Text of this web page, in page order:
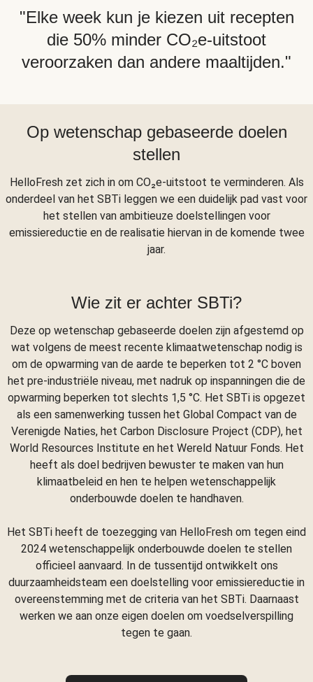
"Elke week kun je kiezen uit recepten
die 50% minder CO₂e-uitstoot
veroorzaken dan andere maaltijden."
Op wetenschap gebaseerde doelen
stellen
HelloFresh zet zich in om CO₂e-uitstoot te verminderen. Als
onderdeel van het SBTi leggen we een duidelijk pad vast voor
het stellen van ambitieuze doelstellingen voor
emissiereductie en de realisatie hiervan in de komende twee
jaar.
Wie zit er achter SBTi?
Deze op wetenschap gebaseerde doelen zijn afgestemd op
wat volgens de meest recente klimaatwetenschap nodig is
om de opwarming van de aarde te beperken tot 2 °C boven
het pre-industriële niveau, met nadruk op inspanningen die de
opwarming beperken tot slechts 1,5 °C. Het SBTi is opgezet
als een samenwerking tussen het Global Compact van de
Verenigde Naties, het Carbon Disclosure Project (CDP), het
World Resources Institute en het Wereld Natuur Fonds. Het
heeft als doel bedrijven bewuster te maken van hun
klimaatbeleid en hen te helpen wetenschappelijk
onderbouwde doelen te handhaven.
Het SBTi heeft de toezegging van HelloFresh om tegen eind
2024 wetenschappelijk onderbouwde doelen te stellen
officieel aanvaard. In de tussentijd ontwikkelt ons
duurzaamheidsteam een doelstelling voor emissiereductie in
overeenstemming met de criteria van het SBTi. Daarnaast
werken we aan onze eigen doelen om voedselverspilling
tegen te gaan.